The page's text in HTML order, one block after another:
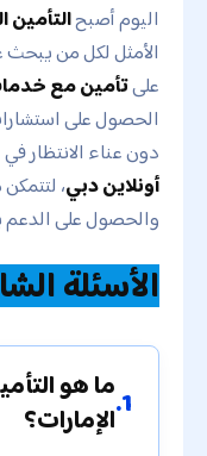
اليوم أصبح
الأمثل لكل من
علىتأمين مع
الحصول على
دون عناء الانتظار
أونلاين دبي،
والحصول على
الأسئلة
1.ما هو
الإمارات؟